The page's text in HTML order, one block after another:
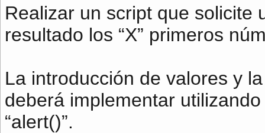
Realizar un script que solicite
resultado los “X” primeros
La introducción de valores y
deberá implementar
“alert()”.